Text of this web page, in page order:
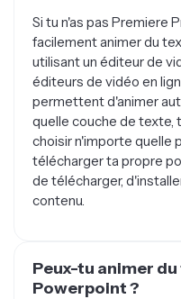
Si tu n'as pas Premiere
facilement animer du
utilisant un éditeur de
éditeurs de vidéo en
permettent d'animer
quelle couche de texte,
choisir n'importe quelle
télécharger ta propre
de télécharger,
contenu.
Peux-tu animer
Powerpoint ?